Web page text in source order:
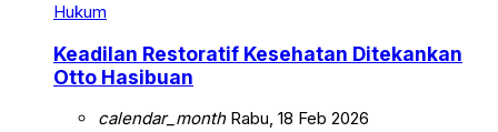
Hukum
Keadilan Restoratif Kesehatan Ditekankan
Otto Hasibuan
calendar_monthRabu, 18 Feb 2026